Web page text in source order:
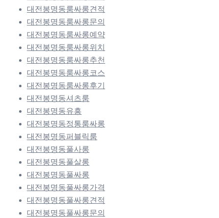
대전봉명동룸싸롱견적
대전봉명동룸싸롱문의
대전봉명동룸싸롱예약
대전봉명동룸싸롱위치
대전봉명동룸싸롱추천
대전봉명동룸싸롱코스
대전봉명동룸싸롱후기
대전봉명동셔츠룸
대전봉명동유흥
대전봉명동정통룸싸롱
대전봉명동퍼블릭룸
대전봉명동풀사롱
대전봉명동풀살롱
대전봉명동풀싸롱
대전봉명동풀싸롱가격
대전봉명동풀싸롱견적
대전봉명동풀싸롱문의